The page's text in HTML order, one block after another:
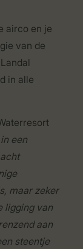
airco en je
van de
in alle
een
maar zeker
ligging van
aan
steentje